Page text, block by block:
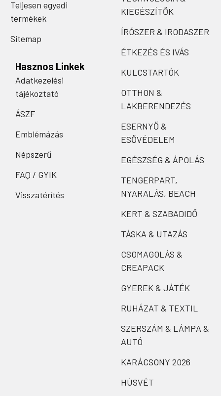
Teljesen egyedi
termékek
Sitemap
Hasznos Linkek
Adatkezelési
tájékoztató
ÁSZF
Emblémázás
Népszerű
FAQ / GYIK
Visszatérítés
KIEGÉSZÍTŐK
ÍRÓSZER & IRODASZER
ÉTKEZÉS ÉS IVÁS
KULCSTARTÓK
OTTHON &
LAKBERENDEZÉS
ESERNYŐ &
ESŐVÉDELEM
EGÉSZSÉG & ÁPOLÁS
TENGERPART,
NYARALÁS, BEACH
KERT & SZABADIDŐ
TÁSKA & UTAZÁS
CSOMAGOLÁS &
CREAPACK
GYEREK & JÁTÉK
RUHÁZAT & TEXTIL
SZERSZÁM & LÁMPA &
AUTÓ
KARÁCSONY 2026
HÚSVÉT